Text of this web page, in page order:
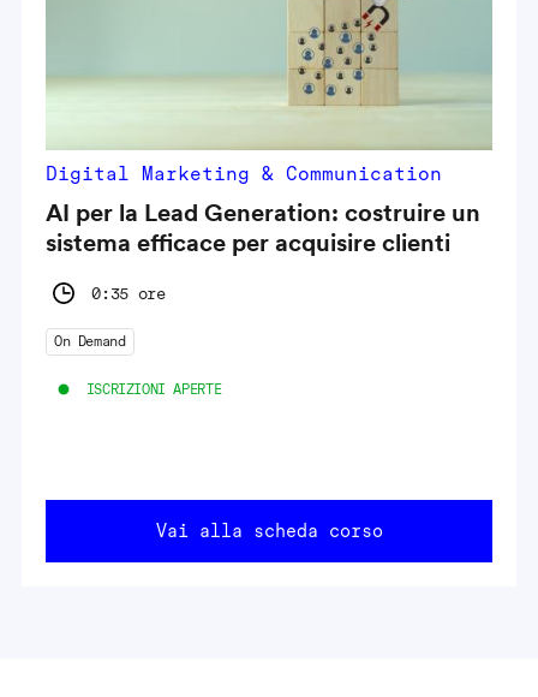
Digital Marketing & Communication
AI per la Lead Generation: costruire un
sistema efficace per acquisire clienti
0:35 ore
On Demand
ISCRIZIONI APERTE
Vai alla scheda corso